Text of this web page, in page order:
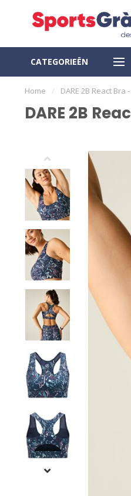
CATEGORIEËN
VEILIGE BETALING
Home / DARE 2B React
DARE 2B